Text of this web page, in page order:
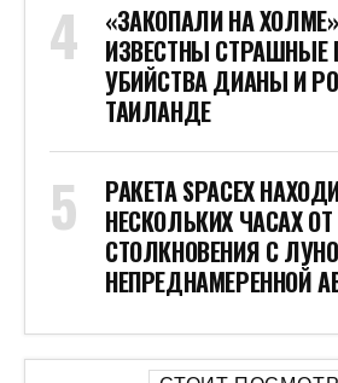
«ЗАКОПАЛИ НА
ИЗВЕСТНЫ СТРАШНЫЕ
УБИЙСТВА ДИАНЫ И
ТАИЛАНДЕ
РАКЕТА SPACEX
НЕСКОЛЬКИХ ЧАСАХ ОТ
СТОЛКНОВЕНИЯ С
НЕПРЕДНАМЕРЕННОЙ